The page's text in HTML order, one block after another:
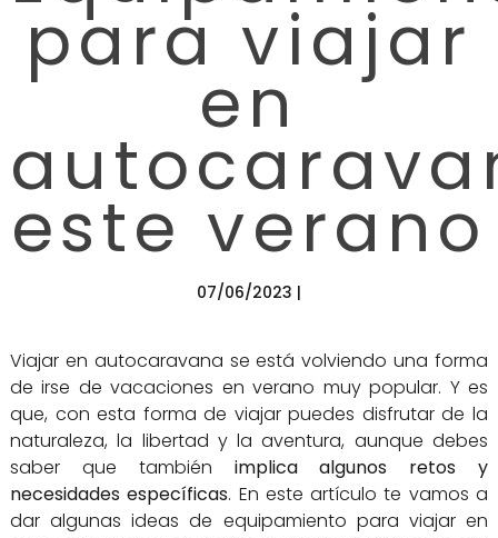
para viajar
en
este verano
07/06/2023 |
Viajar en autocaravana se está volviendo una forma
de irse de vacaciones en verano muy popular. Y es
que, con esta forma de viajar puedes disfrutar de la
naturaleza, la libertad y la aventura, aunque debes
saber que también implica algunos retos y
necesidades específicas. En este artículo te vamos a
dar algunas ideas de equipamiento para viajar en